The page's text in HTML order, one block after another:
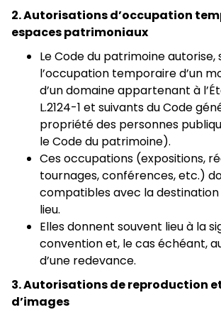
2. Autorisations d’occupation
espaces patrimoniaux
Le Code du patrimoine autorise,
l’occupation temporaire d’un
d’un domaine appartenant à
L.2124-1 et suivants du Code
propriété des personnes
le Code du patrimoine).
Ces occupations (expositions,
tournages, conférences, etc.)
compatibles avec la
lieu.
Elles donnent souvent lieu à la
convention et, le cas échéant,
d’une redevance.
3. Autorisations de reproduction
d’images